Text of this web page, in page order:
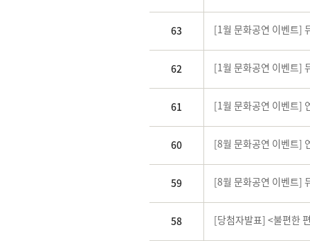
63 [1월 문화공연 이벤트]
62 [1월 문화공연 이벤트]
61 [1월 문화공연 이벤트]
60 [8월 문화공연 이벤트]
59 [8월 문화공연 이벤트]
58 [당첨자발표] <불편한